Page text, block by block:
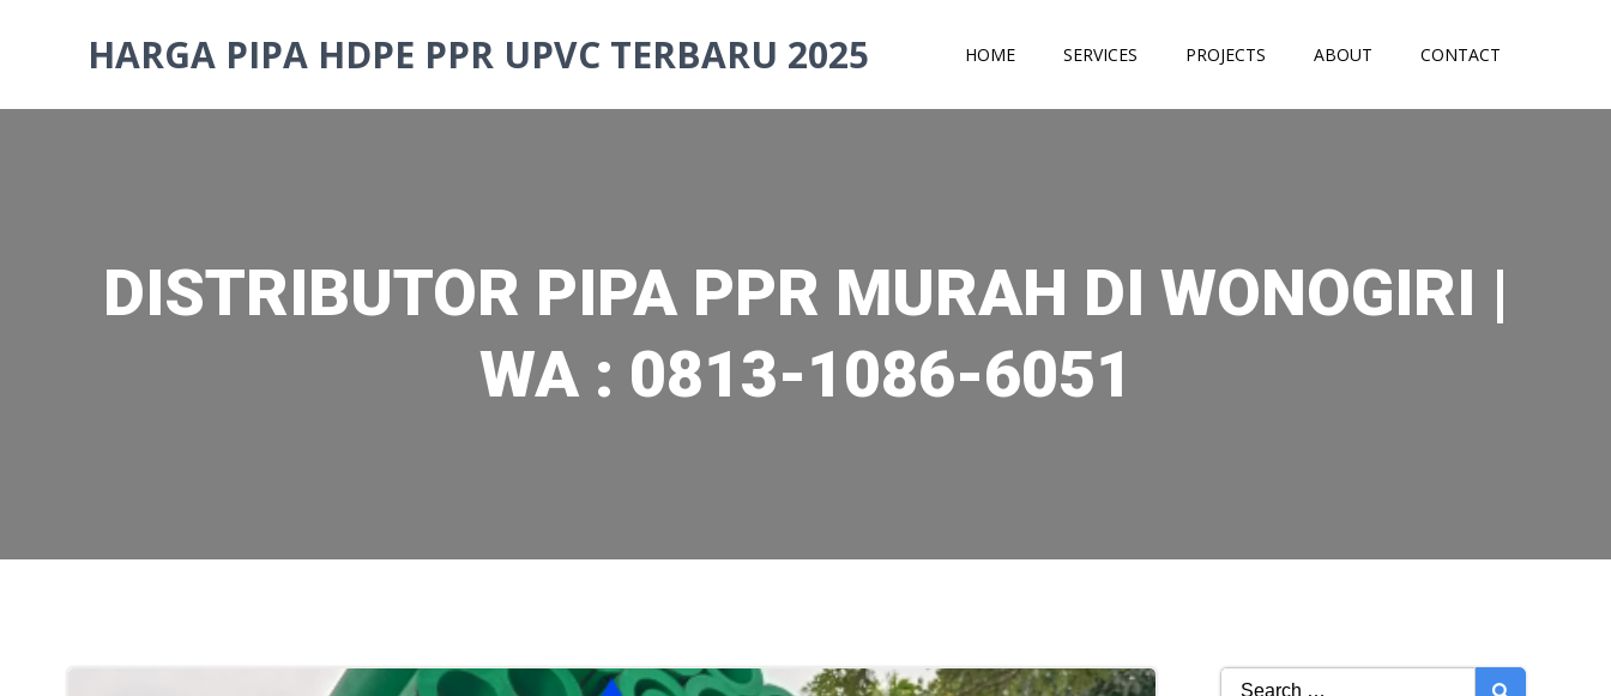
HARGA PIPA HDPE PPR UPVC TERBARU 2025 HOME SERVICES PROJECTS ABOUT CONTACT
DISTRIBUTOR PIPA PPR MURAH DI WONOGIRI |
WA : 0813-1086-6051
Search